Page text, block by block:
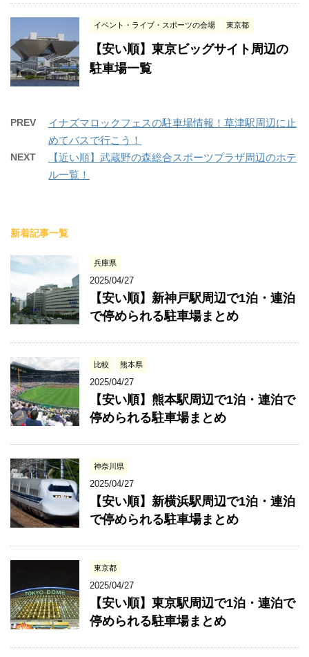
イベント・ライブ・スポーツの会場 東京都
【安い順】東京ビッグサイト周辺の
駐車場一覧
PREV
イナズマロックフェスの駐車場情報！草津駅周辺に止
めてバスで行こう！
NEXT
【近い順】武蔵野の森総合スポーツプラザ周辺のホテ
ル一覧！
新着記事一覧
兵庫県
2025/04/27
【安い順】新神戸駅周辺で1泊・連泊
で停められる駐車場まとめ
比較 熊本県
2025/04/27
【安い順】熊本駅周辺で1泊・連泊で
停められる駐車場まとめ
神奈川県
2025/04/27
【安い順】新横浜駅周辺で1泊・連泊
で停められる駐車場まとめ
東京都
2025/04/27
【安い順】東京駅周辺で1泊・連泊で
停められる駐車場まとめ